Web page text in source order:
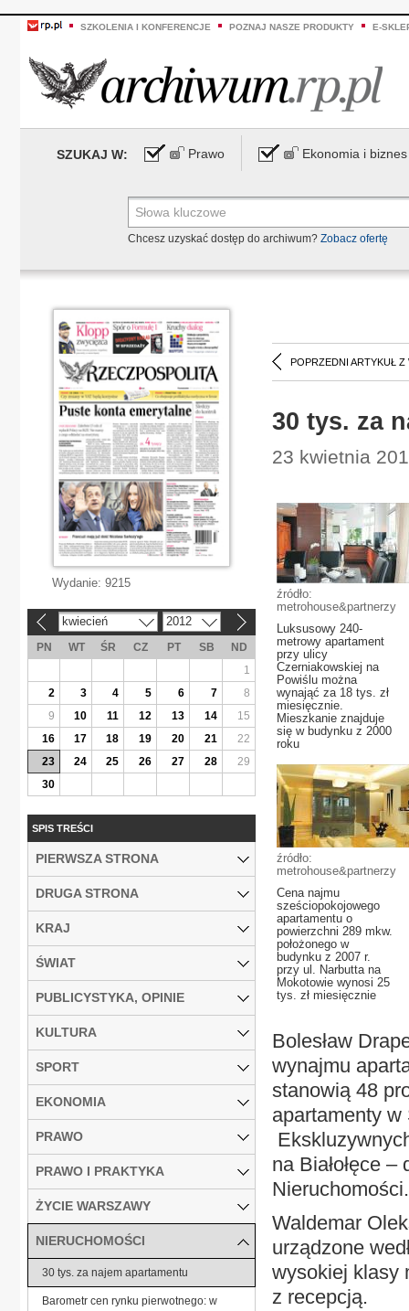
SZKOLENIA I KONFERENCJE POZNAJ NASZE PRODUKTY E-
SZUKAJ W: Prawo Ekonomia i biznes
Chcesz uzyskać dostęp do archiwum? Zobacz ofertę
POPRZEDNI ARTYKUŁ Z
30 tys. za
23 kwietnia
źródło:
metrohouse&partnerzy
Luksusowy 240-
metrowy apartament
przy ulicy
Czerniakowskiej na
Powiślu można
wynająć za 18 tys. zł
miesięcznie.
Mieszkanie znajduje
się w budynku z 2000
roku
źródło:
metrohouse&partnerzy
Cena najmu
sześciopokojowego
apartamentu o
powierzchni 289 mkw.
położonego w
budynku z 2007 r.
przy ul. Narbutta na
Mokotowie wynosi 25
tys. zł miesięcznie
Bolesław
wynajmu
stanowią 48
apartamenty w
na Białołęce
Nieruchomości.
Waldemar
urządzone
wysokiej klasy
z recepcją.
Wydanie: 9215
kwiecień 2012
PN WT ŚR CZ PT SB
ND
1
2
3 4 5 6 7
8
9
10 11 12 13 14
15
16
17 18 19 20 21
22
23
24 25 26 27 28
29
30
SPIS TREŚCI
PIERWSZA STRONA
DRUGA STRONA
KRAJ
ŚWIAT
PUBLICYSTYKA, OPINIE
KULTURA
SPORT
EKONOMIA
PRAWO
PRAWO I PRAKTYKA
ŻYCIE WARSZAWY
NIERUCHOMOŚCI
30 tys. za najem apartamentu
Barometr cen rynku pierwotnego: w